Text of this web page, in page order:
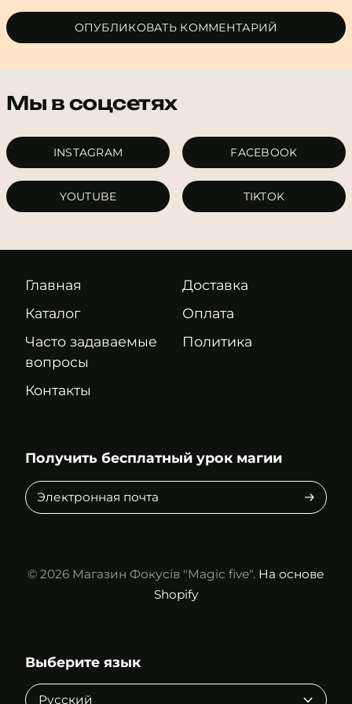
ОПУБЛИКОВАТЬ КОММЕНТАРИЙ
Мы в соцсетях
INSTAGRAM FACEBOOK
YOUTUBE TIKTOK
Главная
Каталог
Часто задаваемые
вопросы
Контакты
Доставка
Оплата
Политика
Получить бесплатный урок магии
Электронная
почта
© 2026 Магазин Фокусів "Magic five". На основе
Shopify
Выберите язык